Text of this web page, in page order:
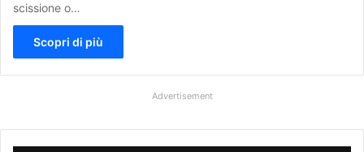
scissione o…
Scopri di più
Advertisement